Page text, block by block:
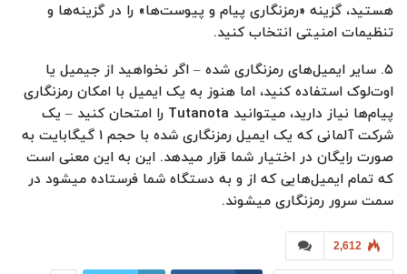
هستید، گزینه «رمزنگاری پیام و پیوست‌ها» را در گزینه‌ها و
تنظیمات امنیتی انتخاب کنید.
۵. سایر ایمیل‌های رمزنگاری شده – اگر نخواهید از جیمیل یا
اوت‌لوک استفاده کنید، اما هنوز به یک ایمیل با امکان رمزنگاری
پیام‌ها نیاز دارید، میتوانید Tutanota را امتحان کنید – یک
شرکت آلمانی که یک ایمیل رمزنگاری شده با حجم ۱ گیگابایت به
صورت رایگان در اختیار شما قرار میدهد. این به این معنی است
که تمام ایمیل‌هایی که از و به دستگاه شما فرستاده میشود در
سمت سرور رمزنگاری میشوند.
2,612